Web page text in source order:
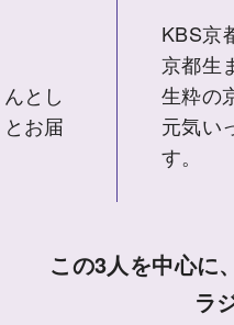
とし
お届
KBS京
京都生
生粋の
元気い
す。
この3人を中心に
ラ